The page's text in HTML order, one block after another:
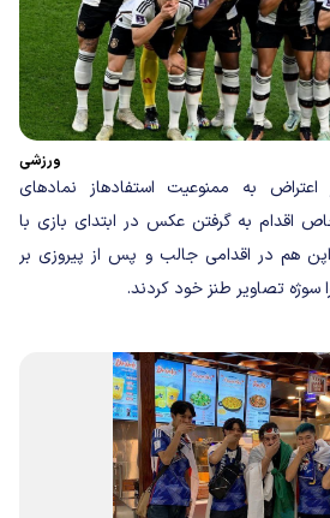
ورزشی
به ممنوعیت استفادهاز نمادهای
اقدام به گرفتن عکس در ابتدای بازی با
هم در اقدامی جالب و پس از پیروزی بر
سوژه تصاویر طنز خود کردند.